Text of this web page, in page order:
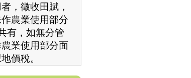
，徵收田賦，
農業使用部分
有，如無分管
業使用部分面
價稅。